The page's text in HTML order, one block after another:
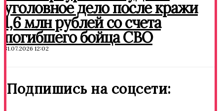
уголовное дело после кражи
1,6 млн рублей со счета
погибшего бойца СВО
31.07.2026 12:02
Подпишись на соцсети: